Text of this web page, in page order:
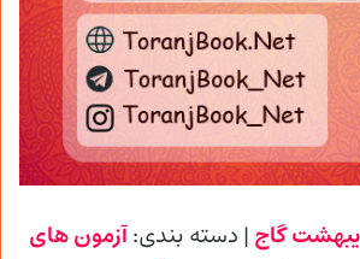
| دسته بندی:آزمون های